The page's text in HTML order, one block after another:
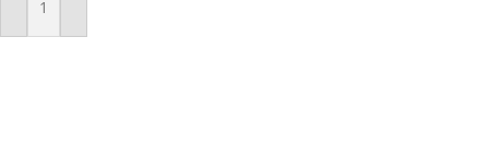
Ajouter Au Panier